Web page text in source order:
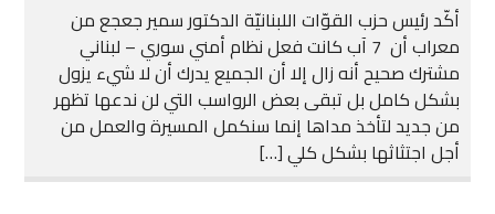
أكّد رئيس حزب القوّات اللبنانيّة الدكتور سمير جعجع من
معراب أن 7 آب كانت فعل نظام أمني سوري – لبناني
مشترك صحيح أنه زال إلا أن الجميع يدرك أن لا شيء يزول
بشكل كامل بل تبقى بعض الرواسب التي لن ندعها تظهر
من جديد لتأخذ مداها إنما سنكمل المسيرة والعمل من
أجل اجتثاثها بشكل كلي […]